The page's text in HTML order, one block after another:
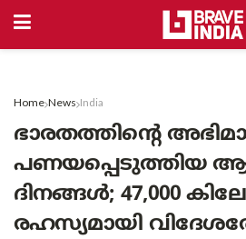
Home News India
ഭാരതത്തിന്റെ
പണയപ്പെടുത്തിയ
ദിനങ്ങൾ; 47,000
രഹസ്യമായി